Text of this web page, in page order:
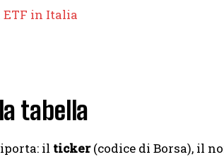
ETF in Italia
tabella
il ticker(codice di Borsa), il